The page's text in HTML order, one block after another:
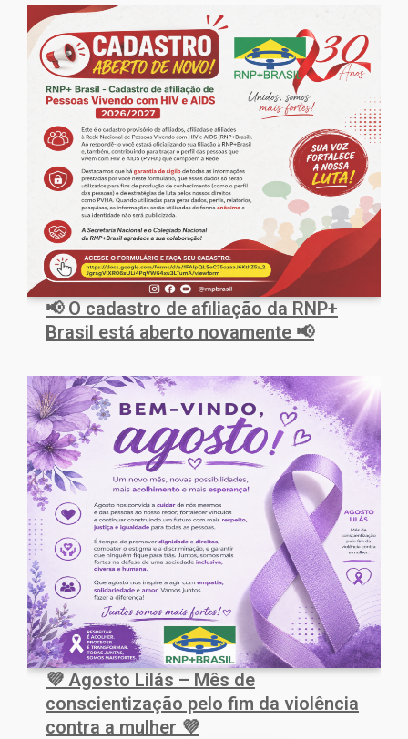
📢 O cadastro de afiliação da RNP+
Brasil está aberto novamente 📢
💜 Agosto Lilás – Mês de
conscientização pelo fim da violência
contra a mulher 💜